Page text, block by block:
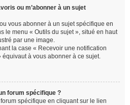
ou m’abonner à un sujet
vous abonner à un sujet spécifique en
le menu « Outils du sujet », situé en haut
par une image.
la case « Recevoir une notification
équivaut à vous abonner à ce sujet.
forum spécifique ?
spécifique en cliquant sur le lien